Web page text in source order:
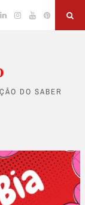
LinkedinInstagram
YouTubePinterest
DO SABER